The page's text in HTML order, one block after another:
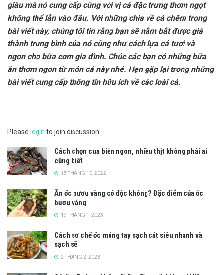
giàu mà nó cung cấp cùng với vị cá đặc trưng thơm ngọt
không thể lẫn vào đâu. Với những chia về cá chẽm trong
bài viết này, chúng tôi tin rằng bạn sẽ nắm bắt được giá
thành trung bình của nó cũng như cách lựa cá tươi và
ngon cho bữa cơm gia đình. Chúc các bạn có những bữa
ăn thơm ngon từ món cá này nhé. Hẹn gặp lại trong những
bài viết cung cấp thông tin hữu ích về các loài cá.
Please login to join discussion
Cách chọn cua biển ngon, nhiều thịt không phải ai
cũng biết
15 THÁNG 10, 2022
Ăn ốc bươu vàng có độc không? Đặc điểm của ốc
bươu vàng
19 THÁNG 1, 2023
Cách sơ chế ốc móng tay sạch cát siêu nhanh và
sạch sẽ
2 THÁNG 2, 2023